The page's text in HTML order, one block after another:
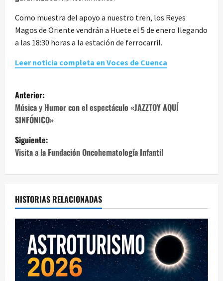
Como muestra del apoyo a nuestro tren, los Reyes
Magos de Oriente vendrán a Huete el 5 de enero llegando
a las 18:30 horas a la estación de ferrocarril.
Leer noticia completa en Voces de Cuenca
N
a
v
e
g
a
c
i
ó
Anterior:
Música y Humor con el espectáculo «JAZZTOY AQUÍ
SINFÓNICO»
Siguiente:
Visita a la Fundación Oncohematología Infantil
HISTORIAS RELACIONADAS